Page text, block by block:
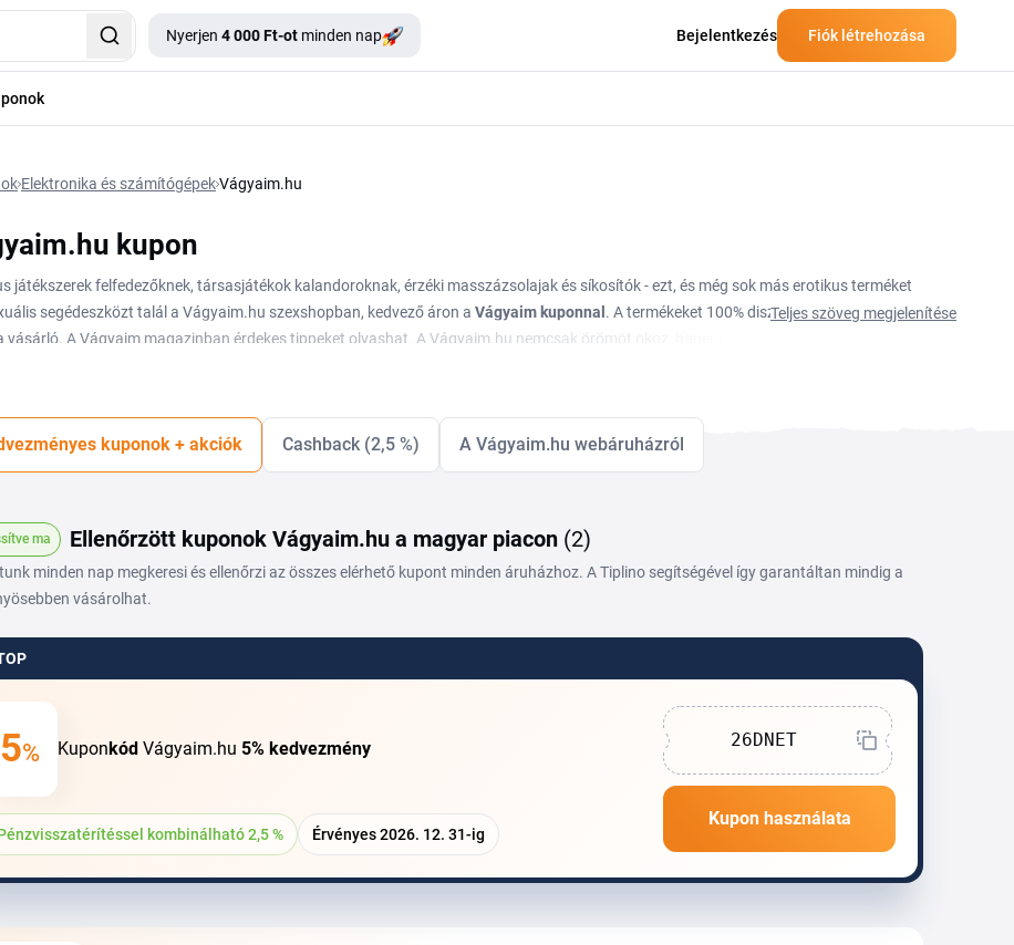
Nyerjen 4 000 Ft-ot minden nap Bejelentkezés Fiók létrehozása
Elektronika és számítógépekVágyaim.hu
kupon
játékszerek felfedezőknek, társasjátékok kalandoroknak, érzéki masszázsolajak és síkosítók - ezt, és még sok más erotikus terméket
segédeszközt talál a Vágyaim.hu szexshopban, kedvező áron a Vágyaim kuponnal . A termékeket 100% diszkrét csomagolásban
vásárló. A Vágyaim magazinban érdekes tippeket olvashat. A Vágyaim.hu nemcsak örömöt okoz, hanem meg is jutalmaz
Teljes szöveg megjelenítése
kuponok + akciók Cashback (2,5 %) A Vágyaim.hu webáruházról
ma Ellenőrzött kuponok Vágyaim.hu a magyar piacon (2)
minden nap megkeresi és ellenőrzi az összes elérhető kupont minden áruházhoz. A Tiplino segítségével így garantáltan mindig a
vásárolhat.
5% Kuponkód Vágyaim.hu 5% kedvezmény
kombinálható 2,5 % Érvényes 2026. 12. 31-ig
26DNET
Kupon használata